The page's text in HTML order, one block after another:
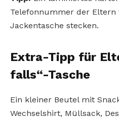
Telefonnummer der
Jackentasche stecken.
Extra-Tipp für
falls“-Tasche
Ein kleiner Beutel mit
Wechselshirt, Müllsack,